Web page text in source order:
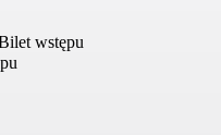
wstępu